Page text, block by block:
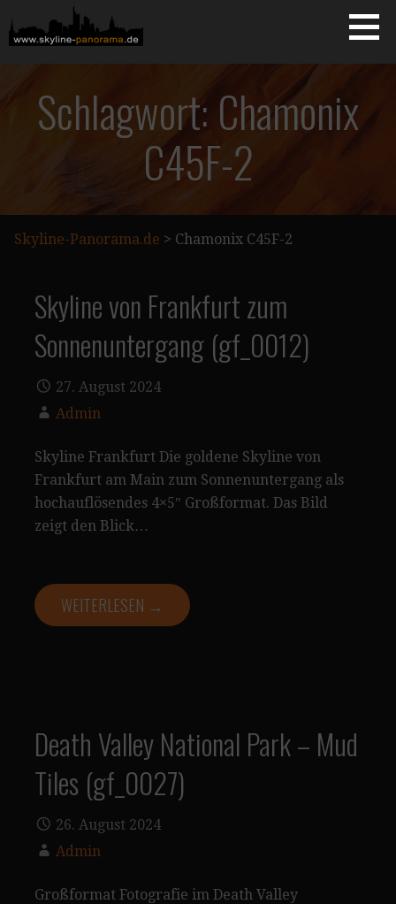
Inhalt
springen
SKYLINE-PANORAMA.DE
Schlagwort: Chamonix
C45F-2
Skyline-Panorama.de > Chamonix C45F-2
Skyline von Frankfurt zum
Sonnenuntergang (gf_0012)
27. August 2024
Admin
Skyline Frankfurt Die goldene Skyline von
Frankfurt am Main zum Sonnenuntergang als
hochauflösendes 4×5″ Großformat. Das Bild
zeigt den Blick…
WEITERLESEN →
Death Valley National Park – Mud
Tiles (gf_0027)
26. August 2024
Admin
Großformat Fotografie im Death Valley